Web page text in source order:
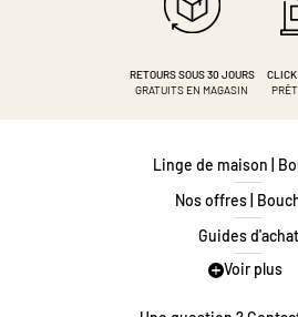
RETOURS SOUS 30 JOURS
GRATUITS EN MAGASIN
Linge de maison |
Nos offres |
Guides d'achat
Guide des tailles
Voir plus